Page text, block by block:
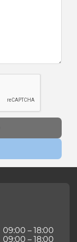
09:00 – 18:00
09:00 – 18:00